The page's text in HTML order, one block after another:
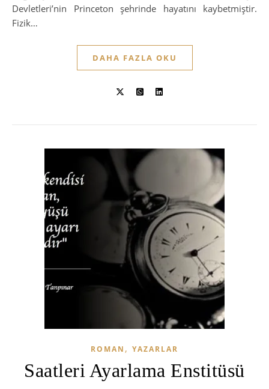
Devletleri’nin Princeton şehrinde hayatını kaybetmiştir.
Fizik…
DAHA FAZLA OKU
ROMAN , YAZARLAR
Saatleri Ayarlama Enstitüsü